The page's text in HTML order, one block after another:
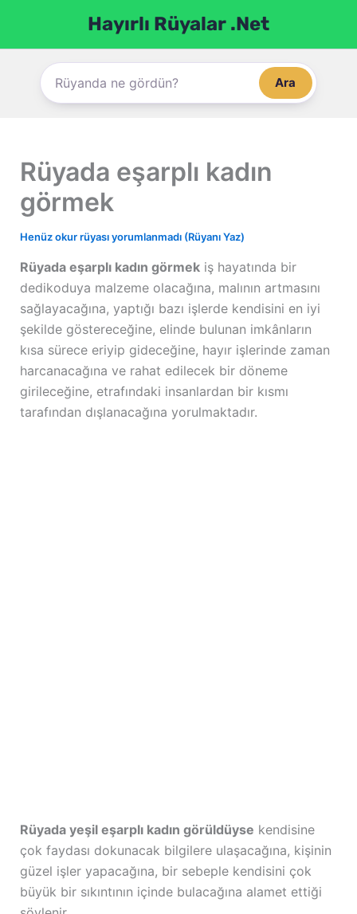
Hayırlı Rüyalar .Net
Ara
Rüyada eşarplı kadın
görmek
Henüz okur rüyası yorumlanmadı (Rüyanı Yaz)
Rüyada eşarplı kadın görmekiş hayatında bir
dedikoduya malzeme olacağına, malının artmasını
sağlayacağına, yaptığı bazı işlerde kendisini en iyi
şekilde göstereceğine, elinde bulunan imkânların
kısa sürece eriyip gideceğine, hayır işlerinde zaman
harcanacağına ve rahat edilecek bir döneme
girileceğine, etrafındaki insanlardan bir kısmı
tarafından dışlanacağına yorulmaktadır.
Rüyada yeşil eşarplı kadın görüldüyse kendisine
çok faydası dokunacak bilgilere ulaşacağına, kişinin
güzel işler yapacağına, bir sebeple kendisini çok
büyük bir sıkıntının içinde bulacağına alamet ettiği